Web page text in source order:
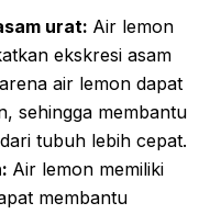
urat: Air lemon
ekskresi asam
air lemon dapat
sehingga membantu
tubuh lebih cepat.
Air lemon memiliki
membantu